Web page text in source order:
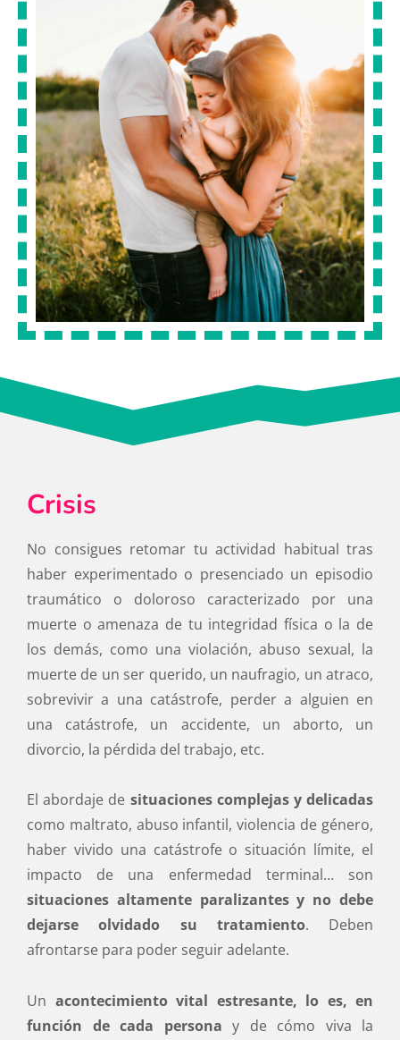
Crisis
No consigues retomar tu actividad habitual tras
haber experimentado o presenciado un episodio
traumático o doloroso caracterizado por una
muerte o amenaza de tu integridad física o la de
los demás, como una violación, abuso sexual, la
muerte de un ser querido, un naufragio, un atraco,
sobrevivir a una catástrofe, perder a alguien en
una catástrofe, un accidente, un aborto, un
divorcio, la pérdida del trabajo, etc.
El abordaje de situaciones complejas y delicadas
como maltrato, abuso infantil, violencia de género,
haber vivido una catástrofe o situación límite, el
impacto de una enfermedad terminal… son
situaciones altamente paralizantes y no debe
dejarse olvidado su tratamiento. Deben
afrontarse para poder seguir adelante.
Un acontecimiento vital estresante, lo es, en
función de cada persona y de cómo viva la